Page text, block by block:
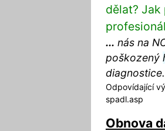
dělat?
... nás na
poškozený
diagnostice.
Odpovídající
spadl.asp
Obnova